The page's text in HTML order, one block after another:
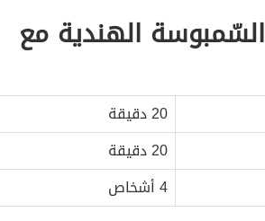
الهندية مع
20 دقيقة
20 دقيقة
4 أشخاص